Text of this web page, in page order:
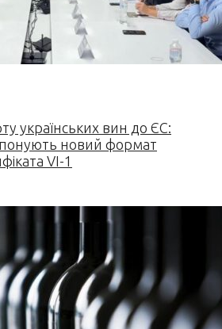
українських вин до ЄС:
новий формат
VI-1